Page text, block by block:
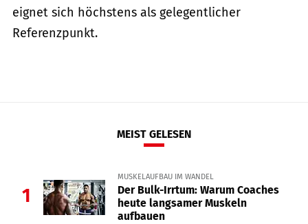
eignet sich höchstens als gelegentlicher
Referenzpunkt.
MEIST GELESEN
1
MUSKELAUFBAU IM WANDEL
Der Bulk-Irrtum: Warum Coaches
heute langsamer Muskeln
aufbauen